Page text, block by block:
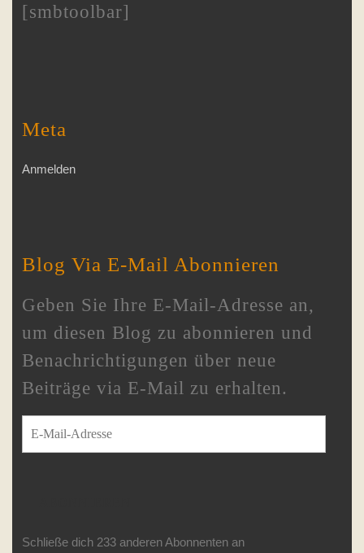
[smbtoolbar]
Meta
Anmelden
Blog Via E-Mail Abonnieren
Geben Sie Ihre E-Mail-Adresse an,
um diesen Blog zu abonnieren und
Benachrichtigungen über neue
Beiträge via E-Mail zu erhalten.
E-Mail-Adresse
Schließe dich 233 anderen Abonnenten an